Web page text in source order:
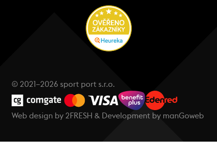
© 2021–2026 sport port s.r.o.
Web design by 2FRESH & Development by manGoweb